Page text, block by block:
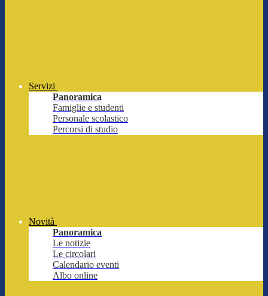
Servizi
Panoramica
Famiglie e studenti
Personale scolastico
Percorsi di studio
Novità
Panoramica
Le notizie
Le circolari
Calendario eventi
Albo online